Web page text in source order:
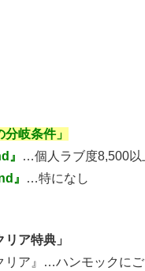
岐条件」
』
…個人ラブ度8,500以
』
…特になし
ア特典」
リア』…ハンモックに